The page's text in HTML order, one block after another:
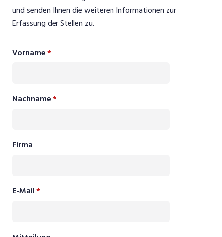
und senden Ihnen die weiteren Informationen zur
Erfassung der Stellen zu.